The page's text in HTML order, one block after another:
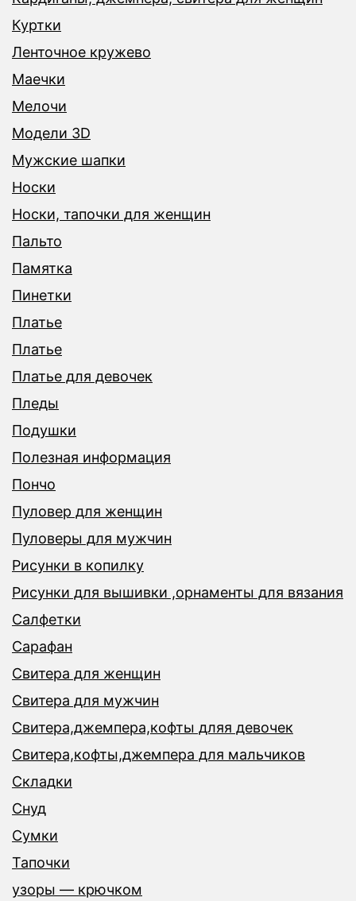
Куртки
Ленточное кружево
Маечки
Мелочи
Модели 3D
Мужские шапки
Носки
Носки, тапочки для женщин
Пальто
Памятка
Пинетки
Платье
Платье
Платье для девочек
Пледы
Подушки
Полезная информация
Пончо
Пуловер для женщин
Пуловеры для мужчин
Рисунки в копилку
Рисунки для вышивки ,орнаменты для вязания
Салфетки
Сарафан
Свитера для женщин
Свитера для мужчин
Свитера,джемпера,кофты дляя девочек
Свитера,кофты,джемпера для мальчиков
Складки
Снуд
Сумки
Тапочки
узоры — крючком